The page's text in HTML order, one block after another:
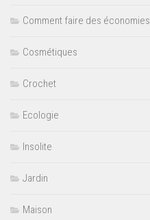
Comment faire des économies
Cosmétiques
Crochet
Ecologie
Insolite
Jardin
Maison